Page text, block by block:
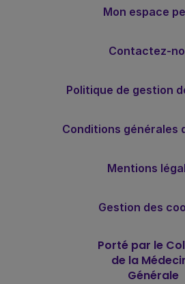
Mon espace
Contactez-
Politique de gestion
Conditions générales
Mentions
Gestion des
Porté par le
de la
Générale